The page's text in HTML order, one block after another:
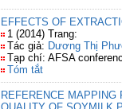
EFFECTS OF
1 (2014) Trang:
Tác giả: Dương Thị
Tạp chí: AFSA
Tóm tắt
REFERENCE MAPPING